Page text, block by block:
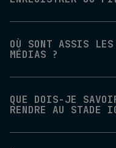
OÙ SONT ASSIS LES
MÉDIAS ?
QUE DOIS-JE
RENDRE AU STADE